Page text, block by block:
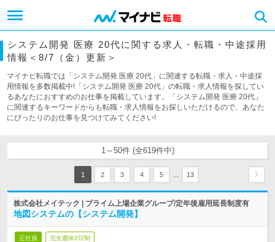
システム開発 医療 20代に関する求人・転職・中途採用
情報＜8/7（金）更新＞
マイナビ転職では「システム開発 医療 20代」に関連する転職・求人・中途採
用情報を多数掲載中!「システム開発 医療 20代」の転職・求人情報を探してい
るあなたにおすすめのお仕事を掲載しています。「システム開発 医療 20代」
に関連するキーワードからも転職・求人情報をお探しいただけるので、あなた
にぴったりのお仕事を見つけてみてください!
1～50件 (全619件中)
1 2 3 4 5 13
株式会社メイテック | プライム上場企業グループ/定年後雇用延長制度有
地図システムの【システム開発】
正社員 完全週休2日制